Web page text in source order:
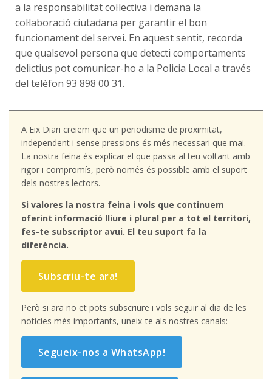
a la responsabilitat col·lectiva i demana la
col·laboració ciutadana per garantir el bon
funcionament del servei. En aquest sentit, recorda
que qualsevol persona que detecti comportaments
delictius pot comunicar-ho a la Policia Local a través
del telèfon 93 898 00 31.
A Eix Diari creiem que un periodisme de proximitat,
independent i sense pressions és més necessari que mai.
La nostra feina és explicar el que passa al teu voltant amb
rigor i compromís, però només és possible amb el suport
dels nostres lectors.
Si valores la nostra feina i vols que continuem
oferint informació lliure i plural per a tot el territori,
fes-te subscriptor avui. El teu suport fa la
diferència.
Subscriu-te ara!
Però si ara no et pots subscriure i vols seguir al dia de les
notícies més importants, uneix-te als nostres canals:
Segueix-nos a WhatsApp!